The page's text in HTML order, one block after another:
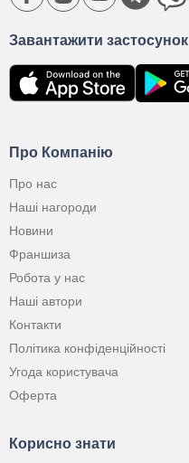
Про Компанію
Про нас
Наші нагороди
Новини
Франшиза
Робота у нас
Наші автори
Контакти
Політика конфіденційності
Угода користувача
Оферта
Корисно знати
Завантажити застосунок